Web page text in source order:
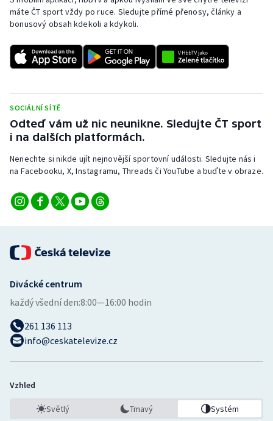
máte ČT sport vždy po ruce. Sledujte přímé přenosy, články a
bonusový obsah kdekoli a kdykoli.
SOCIÁLNÍ SÍTĚ
Odteď vám už nic neunikne. Sledujte ČT sport
i na dalších platformách.
Nenechte si nikde ujít nejnovější sportovní události. Sledujte nás i
na Facebooku, X, Instagramu, Threads či YouTube a buďte v obraze.
Divácké centrum
každý všední den:8:00—16:00 hodin
261 136 113
info@ceskatelevize.cz
Vzhled
Světlý Tmavý Systém